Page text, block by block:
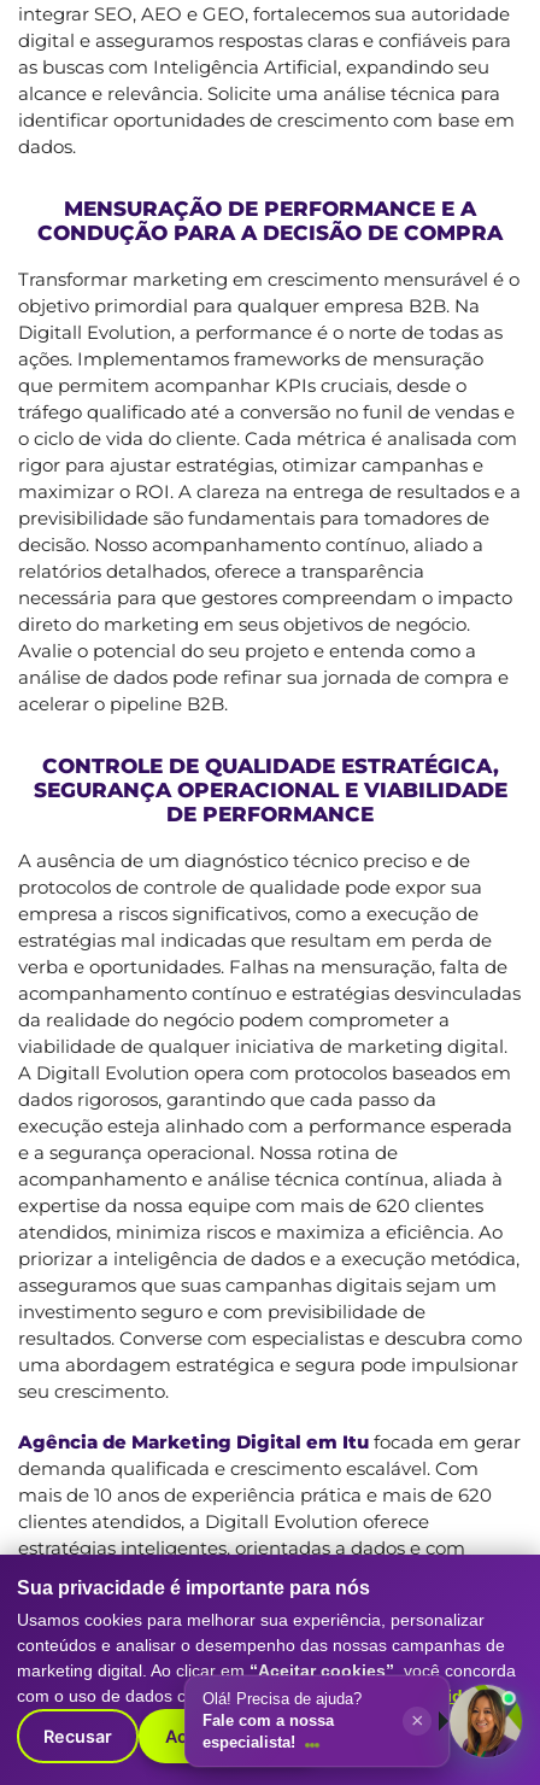
integrar SEO, AEO e GEO, fortalecemos sua autoridade
digital e asseguramos respostas claras e confiáveis para
as buscas com Inteligência Artificial, expandindo seu
alcance e relevância. Solicite uma análise técnica para
identificar oportunidades de crescimento com base em
dados.
MENSURAÇÃO DE PERFORMANCE E A
CONDUÇÃO PARA A DECISÃO DE COMPRA
Transformar marketing em crescimento mensurável é o
objetivo primordial para qualquer empresa B2B. Na
Digitall Evolution, a performance é o norte de todas as
ações. Implementamos frameworks de mensuração
que permitem acompanhar KPIs cruciais, desde o
tráfego qualificado até a conversão no funil de vendas e
o ciclo de vida do cliente. Cada métrica é analisada com
rigor para ajustar estratégias, otimizar campanhas e
maximizar o ROI. A clareza na entrega de resultados e a
previsibilidade são fundamentais para tomadores de
decisão. Nosso acompanhamento contínuo, aliado a
relatórios detalhados, oferece a transparência
necessária para que gestores compreendam o impacto
direto do marketing em seus objetivos de negócio.
Avalie o potencial do seu projeto e entenda como a
análise de dados pode refinar sua jornada de compra e
acelerar o pipeline B2B.
CONTROLE DE QUALIDADE ESTRATÉGICA,
SEGURANÇA OPERACIONAL E VIABILIDADE
DE PERFORMANCE
A ausência de um diagnóstico técnico preciso e de
protocolos de controle de qualidade pode expor sua
empresa a riscos significativos, como a execução de
estratégias mal indicadas que resultam em perda de
verba e oportunidades. Falhas na mensuração, falta de
acompanhamento contínuo e estratégias desvinculadas
da realidade do negócio podem comprometer a
viabilidade de qualquer iniciativa de marketing digital.
A Digitall Evolution opera com protocolos baseados em
dados rigorosos, garantindo que cada passo da
execução esteja alinhado com a performance esperada
e a segurança operacional. Nossa rotina de
acompanhamento e análise técnica contínua, aliada à
expertise da nossa equipe com mais de 620 clientes
atendidos, minimiza riscos e maximiza a eficiência. Ao
priorizar a inteligência de dados e a execução metódica,
asseguramos que suas campanhas digitais sejam um
investimento seguro e com previsibilidade de
resultados. Converse com especialistas e descubra como
uma abordagem estratégica e segura pode impulsionar
seu crescimento.
Agência de Marketing Digital em Itu focada em gerar
demanda qualificada e crescimento escalável. Com
mais de 10 anos de experiência prática e mais de 620
clientes atendidos, a Digitall Evolution oferece
estratégias inteligentes, orientadas a dados e com
performance mensurável para empresas B2B que
buscam resultados concretos. Atendimento via
WhatsApp e e-mail | Condições de agenda, análise
técnica, disponibilidade de diagnóstico e prazos podem
variar conforme demanda e confirmação com a equipe
da Digitall Evolution.
COMO FUNCIONA O DIAGNÓSTICO TÉCNICO
Sua privacidade é importante para nós
Usamos cookies para melhorar sua experiência, personalizar
conteúdos e analisar o desempenho das nossas campanhas de
marketing digital. Ao clicar em “Aceitar cookies” , você concorda
com o uso de dados conforme nossaPolítica de Privacidade.
Recusar Aceitar cookies
Olá! Precisa de ajuda?
Fale com a nossa
especialista!
×